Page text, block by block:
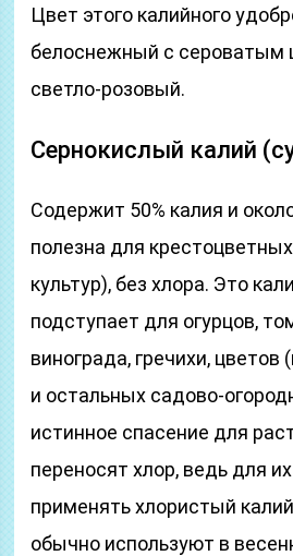
Цвет этого калийного
белоснежный с сероватым
светло-розовый.
Сернокислый калий
Содержит 50% калия и
полезна для
культур), без хлора. Это
подступает для огурцов,
винограда, гречихи, цветов
и остальных садово-
истинное спасение для
переносят хлор, ведь для
применять хлористый
обычно используют в